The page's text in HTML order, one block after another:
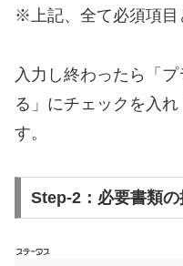
※上記、全て必須項目
入力し終わったら「
る」にチェックを入
す。
Step-2：必要書類の